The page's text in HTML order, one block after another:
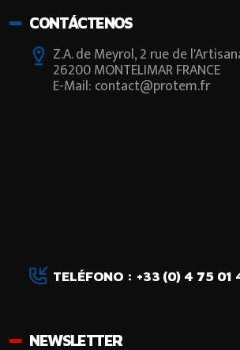
CONTÁCTENOS
Z.A. de Meyrol, 2 rue de
26200 MONTELIMAR FRANCE
E-Mail: contact@protem.fr
TELÉFONO : +33 (0) 4 75 01
NEWSLETTER